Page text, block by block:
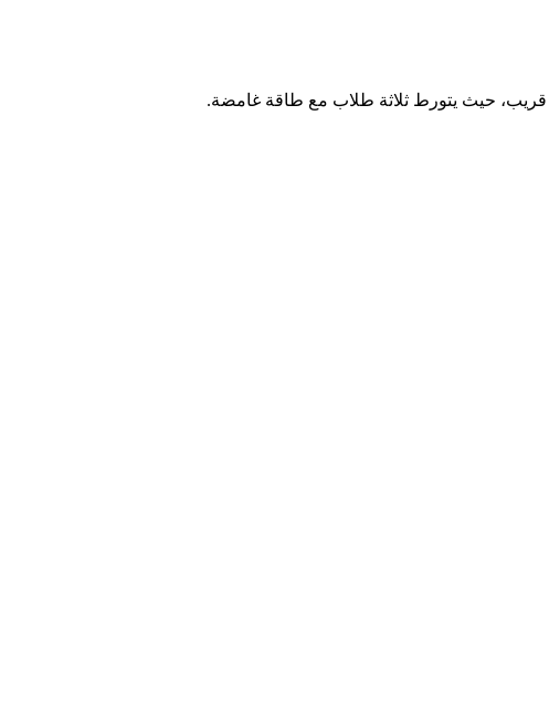
قريب، حيث يتورط ثلاثة طلاب مع طاقة غامضة.